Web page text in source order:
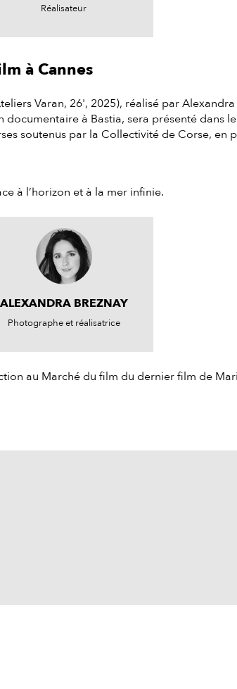
Réalisateur
à Cannes
Varan, 26', 2025), réalisé par
à Bastia, sera présenté dans
soutenus par la Collectivité de Corse, en
à l’horizon et à la mer infinie.
ALEXANDRA BREZNAY
Photographe et réalisatrice
au Marché du film du dernier film de